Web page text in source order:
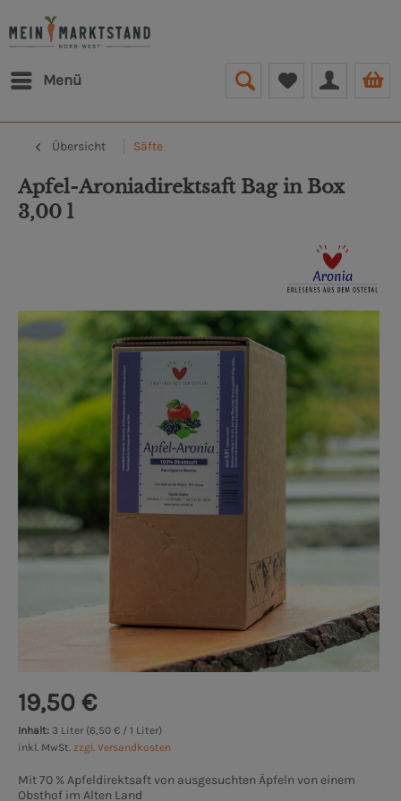
Menü
Übersicht Säfte
Apfel-Aroniadirektsaft Bag in Box
3,00 l
19,50 €
Inhalt: 3 Liter (6,50 € / 1 Liter)
inkl. MwSt. zzgl. Versandkosten
Mit 70 % Apfeldirektsaft von ausgesuchten Äpfeln von einem
Obsthof im Alten Land